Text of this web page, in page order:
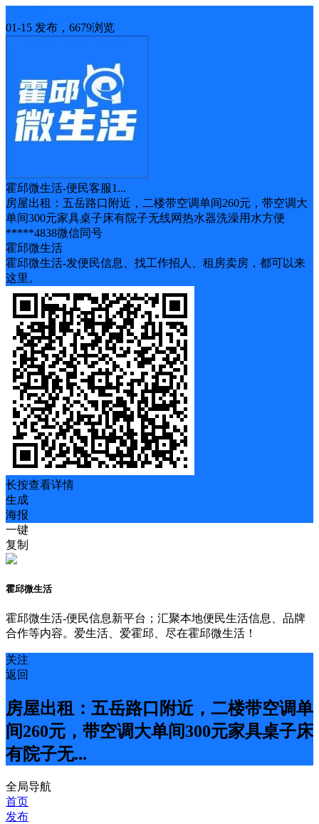
01-15 发布，6679浏览
霍邱微生活-便民客服1...
房屋出租：五岳路口附近，二楼带空调单间260元，带空调大
单间300元家具桌子床有院子无线网热水器洗澡用水方便
*****4838微信同号
霍邱微生活
霍邱微生活-发便民信息、找工作招人、租房卖房，都可以来
这里。
长按查看详情
生成
海报
一键
复制
霍邱微生活
霍邱微生活-便民信息新平台；汇聚本地便民生活信息、品牌
合作等内容。爱生活、爱霍邱、尽在霍邱微生活！
关注
返回
房屋出租：五岳路口附近，二楼带空调单
间260元，带空调大单间300元家具桌子床
有院子无...
全局导航
首页
发布